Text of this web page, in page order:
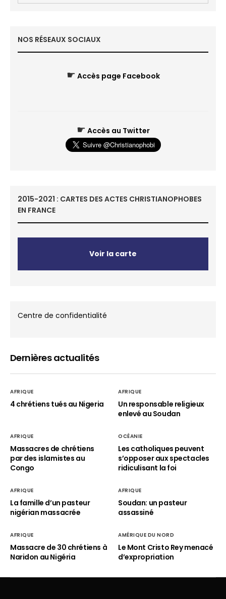
NOS RÉSEAUX SOCIAUX
☛ Accès page Facebook
☛ Accès au Twitter
2015-2021 : CARTES DES ACTES CHRISTIANOPHOBES
EN FRANCE
Voir la carte
Centre de confidentialité
Dernières actualités
AFRIQUE
4 chrétiens tués au Nigeria
AFRIQUE
Un responsable religieux
enlevé au Soudan
AFRIQUE
Massacres de chrétiens
par des islamistes au
Congo
OCÉANIE
Les catholiques peuvent
s’opposer aux spectacles
ridiculisant la foi
AFRIQUE
La famille d’un pasteur
nigérian massacrée
AFRIQUE
Soudan: un pasteur
assassiné
AFRIQUE
Massacre de 30 chrétiens à
Naridon au Nigéria
AMÉRIQUE DU NORD
Le Mont Cristo Rey menacé
d’expropriation